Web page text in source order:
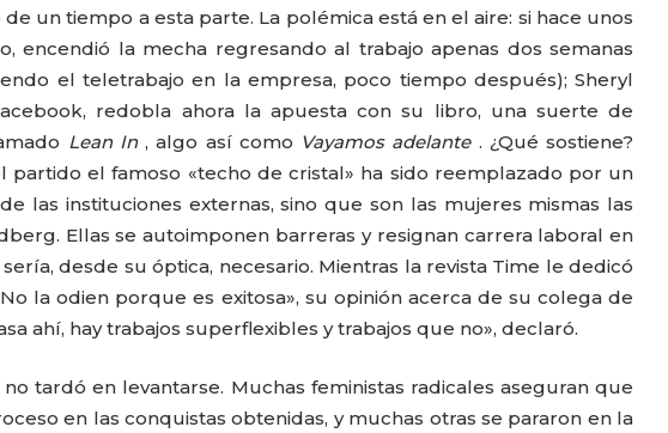
un tiempo a esta parte. La polémica está en el aire: si hace unos
encendió la mecha regresando al trabajo apenas dos semanas
el teletrabajo en la empresa, poco tiempo después); Sheryl
redobla ahora la apuesta con su libro, una suerte de
Lean In, algo así como Vayamos adelante . ¿Qué sostiene?
partido el famoso «techo de cristal» ha sido reemplazado por un
las instituciones externas, sino que son las mujeres mismas las
Ellas se autoimponen barreras y resignan carrera laboral en
desde su óptica, necesario. Mientras la revista Time le dedicó
la odien porque es exitosa», su opinión acerca de su colega de
ahí, hay trabajos superflexibles y trabajos que no», declaró.
tardó en levantarse. Muchas feministas radicales aseguran que
en las conquistas obtenidas, y muchas otras se pararon en la